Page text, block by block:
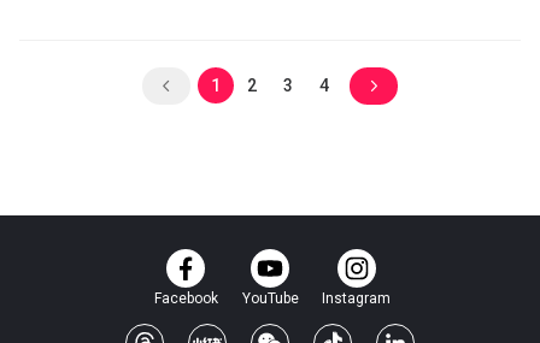
1 2 3 4
Facebook YouTube Instagram